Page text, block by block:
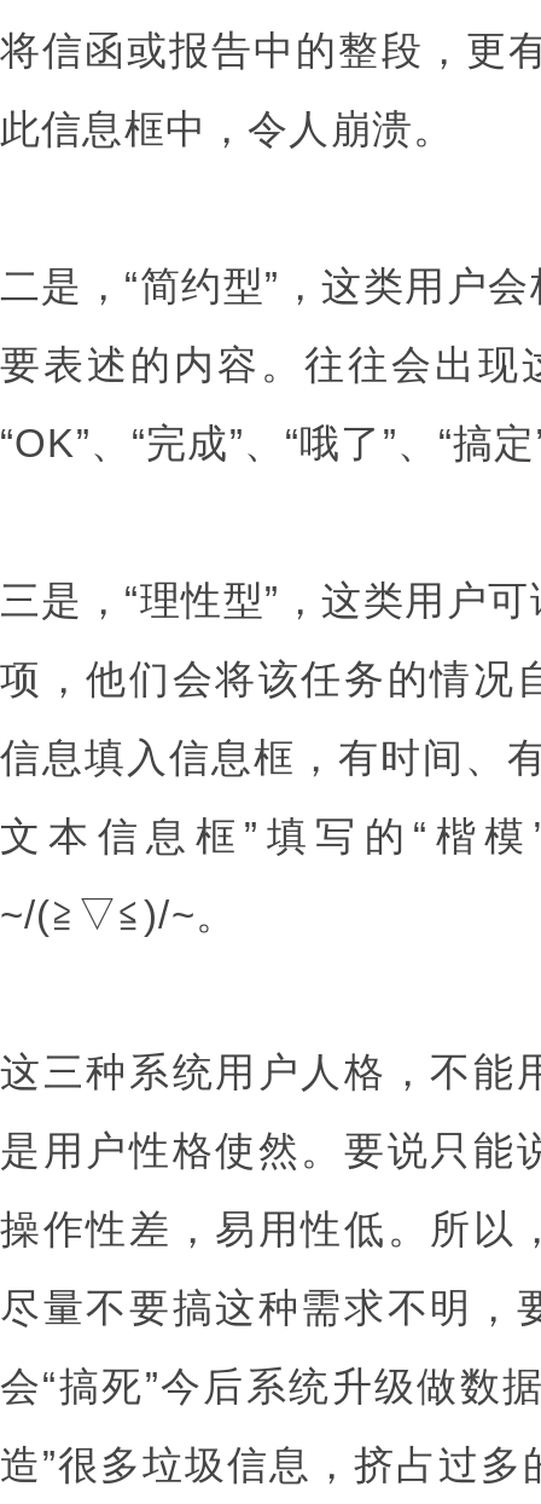
将信函或报告中的整段，更
此信息框中，令人崩溃。
二是，“简约型”，这类用户
要表述的内容。往往会出现
“OK”、“完成”、“哦了”、“搞
三是，“理性型”，这类用户
项，他们会将该任务的情况
信息填入信息框，有时间、
文本信息框”填写的“楷
~/(≧▽≦)/~。
这三种系统用户人格，不能
是用户性格使然。要说只能
操作性差，易用性低。所以
尽量不要搞这种需求不明，
会“搞死”今后系统升级做数
造”很多垃圾信息，挤占过